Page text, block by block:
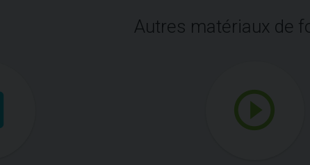
Autres matériaux de